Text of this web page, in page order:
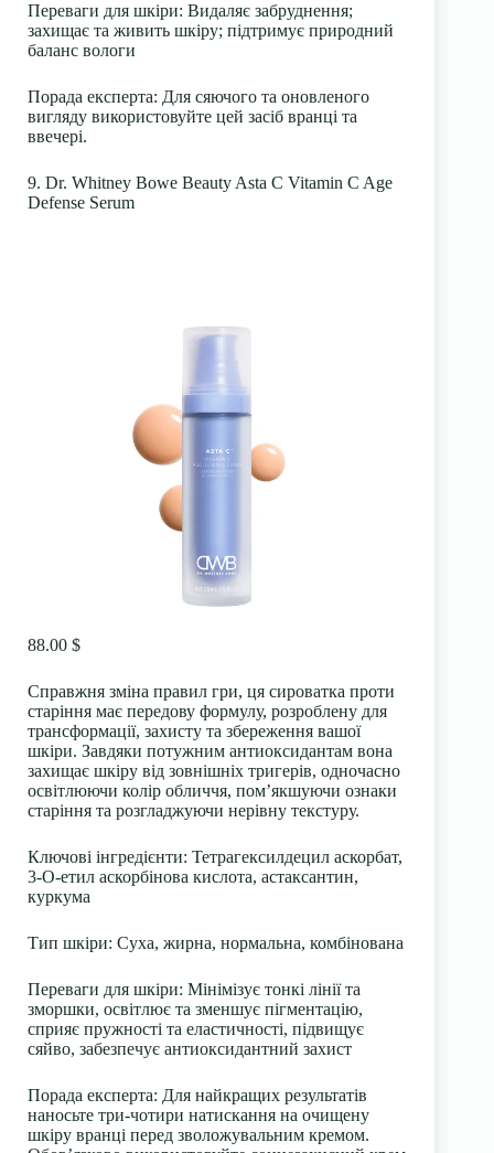
Переваги для шкіри: Видаляє забруднення;
захищає та живить шкіру; підтримує природний
баланс вологи
Порада експерта: Для сяючого та оновленого
вигляду використовуйте цей засіб вранці та
ввечері.
9. Dr. Whitney Bowe Beauty Asta C Vitamin C Age
Defense Serum
88.00 $
Справжня зміна правил гри, ця сироватка проти
старіння має передову формулу, розроблену для
трансформації, захисту та збереження вашої
шкіри. Завдяки потужним антиоксидантам вона
захищає шкіру від зовнішніх тригерів, одночасно
освітлюючи колір обличчя, пом’якшуючи ознаки
старіння та розгладжуючи нерівну текстуру.
Ключові інгредієнти: Тетрагексилдецил аскорбат,
3-O-етил аскорбінова кислота, астаксантин,
куркума
Тип шкіри: Суха, жирна, нормальна, комбінована
Переваги для шкіри: Мінімізує тонкі лінії та
зморшки, освітлює та зменшує пігментацію,
сприяє пружності та еластичності, підвищує
сяйво, забезпечує антиоксидантний захист
Порада експерта: Для найкращих результатів
наносьте три-чотири натискання на очищену
шкіру вранці перед зволожувальним кремом.